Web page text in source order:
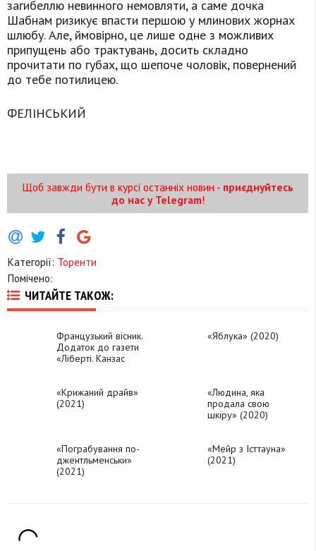
загибеллю невинного немовляти, а саме дочка
Шабнам ризикує впасти першою у млинових жорнах
шлюбу. Але, ймовірно, це лише одне з можливих
припущень або трактувань, досить складно
прочитати по губах, що шепоче чоловік, повернений
до тебе потилицею.
ФЕЛІНСЬКИЙ
Щоб завжди бути в курсі останніх новин - приєднуйтесь
до нас у Telegram!
Категорії: Торенти
Помічено:
ЧИТАЙТЕ ТАКОЖ:
Французький вісник.
Додаток до газети
«Ліберті. Канзас
«Яблука» (2020)
«Крижаний драйв»
(2021)
«Людина, яка
продала свою
шкіру» (2020)
«Пограбування по-
джентльменськи»
(2021)
«Мейр з Істтауна»
(2021)